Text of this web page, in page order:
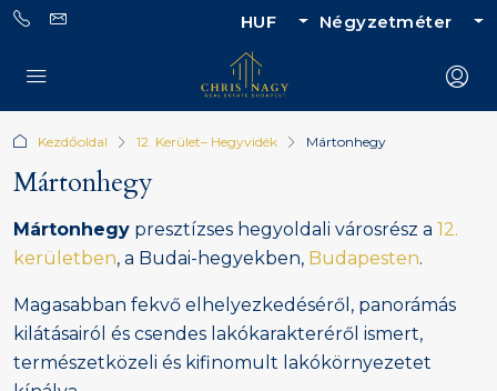
HUF Négyzetméter
Kezdőoldal 12. Kerület– Hegyvidék Mártonhegy
Mártonhegy
Mártonhegy presztízses hegyoldali városrész a 12.
kerületben, a Budai-hegyekben, Budapesten.
Magasabban fekvő elhelyezkedéséről, panorámás
kilátásairól és csendes lakókarakteréről ismert,
természetközeli és kifinomult lakókörnyezetet